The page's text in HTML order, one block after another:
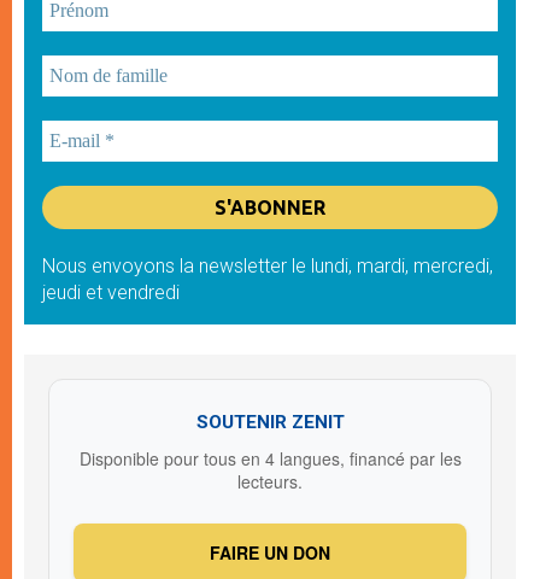
Nous envoyons la newsletter le lundi, mardi, mercredi,
jeudi et vendredi
SOUTENIR ZENIT
Disponible pour tous en 4 langues, financé par les
lecteurs.
FAIRE UN DON